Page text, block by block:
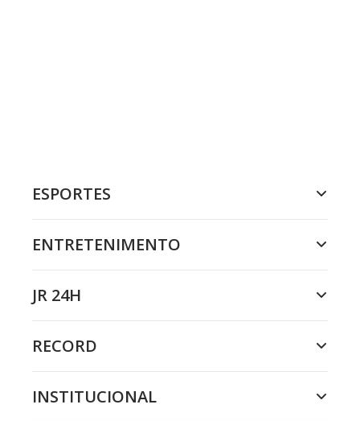
ESPORTES
ENTRETENIMENTO
JR 24H
RECORD
INSTITUCIONAL